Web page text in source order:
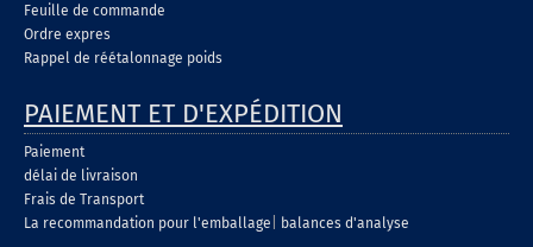
Feuille de commande
Ordre expres
Rappel de réétalonnage poids
PAIEMENT ET D'EXPÉDITION
Paiement
délai de livraison
Frais de Transport
La recommandation pour l'emballage
balances d'analyse